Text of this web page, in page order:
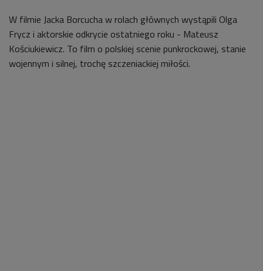
W filmie Jacka Borcucha w rolach głównych wystąpili Olga
Frycz i aktorskie odkrycie ostatniego roku - Mateusz
Kościukiewicz. To film o polskiej scenie punkrockowej, stanie
wojennym i silnej, trochę szczeniackiej miłości.